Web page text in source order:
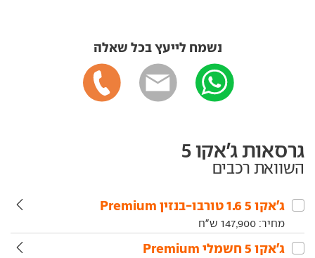
נשמח לייעץ בכל שאלה
גרסאות ג'אקו 5
השוואת רכבים
ג'אקו‏ 5‏ 1.6 טורבו-בנזין Premium
מחיר: 147,900 ש"ח
ג'אקו‏ 5‏ חשמלי Premium